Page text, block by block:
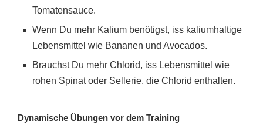
Tomatensauce.
Wenn Du mehr Kalium benötigst, iss kaliumhaltige
Lebensmittel wie Bananen und Avocados.
Brauchst Du mehr Chlorid, iss Lebensmittel wie
rohen Spinat oder Sellerie, die Chlorid enthalten.
Dynamische Übungen vor dem Training